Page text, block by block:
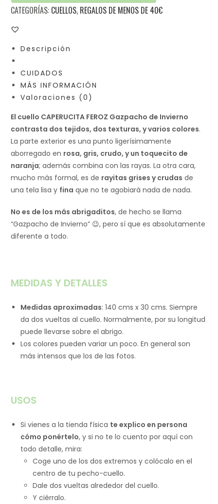
CATEGORÍAS: CUELLOS, REGALOS DE MENOS DE 40€
Descripción
CUIDADOS
MÁS INFORMACIÓN
Valoraciones (0)
El cuello CAPERUCITA FEROZ Gazpacho de Invierno
contrasta dos tejidos, dos texturas, y varios colores.
La parte exterior es una punto ligerísimamente
aborregado en rosa, gris, crudo, y un toquecito de
naranja; además combina con las rayas. La otra cara,
mucho más formal, es de rayitas grises y crudas de
una tela lisa y fina que no te agobiará nada de nada.
No es de los más abrigaditos, de hecho se llama
“Gazpacho de Invierno” 😉, pero sí que es absolutamente
diferente a todo.
MEDIDAS Y DETALLES
Medidas aproximadas: 140 cms x 30 cms. Siempre
da dos vueltas al cuello. Normalmente, por su longitud
puede llevarse sobre el abrigo.
Los colores pueden variar un poco. En general son
más intensos que los de las fotos.
USOS
Si vienes a la tienda física te explico en persona
cómo ponértelo, y si no te lo cuento por aquí con
todo detalle, mira:
Coge uno de los dos extremos y colócalo en el
centro de tu pecho-cuello.
Dale dos vueltas alrededor del cuello.
Y ciérralo.